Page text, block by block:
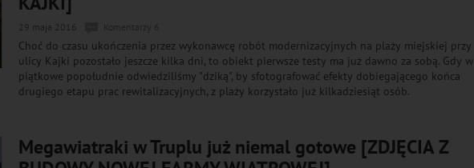
29 maja 2016
Choć do czasu ukończenia przez wykonawcę robót modernizacyjnych na plaży miejskiej przy
ulicy Kajki pozostało jeszcze kilka dni, to obiekt pierwsze testy ma już dawno za sobą. Gdy w
piątkowe popołudnie odwiedziliśmy "dziką", by sfotografować efekty dobiegającego końca
drugiego etapu prac rewitalizacyjnych, z plaży korzystało już kilkadziesiąt osób.
Megawiatraki w Truplu już niemal gotowe [ZDJĘCIA Z